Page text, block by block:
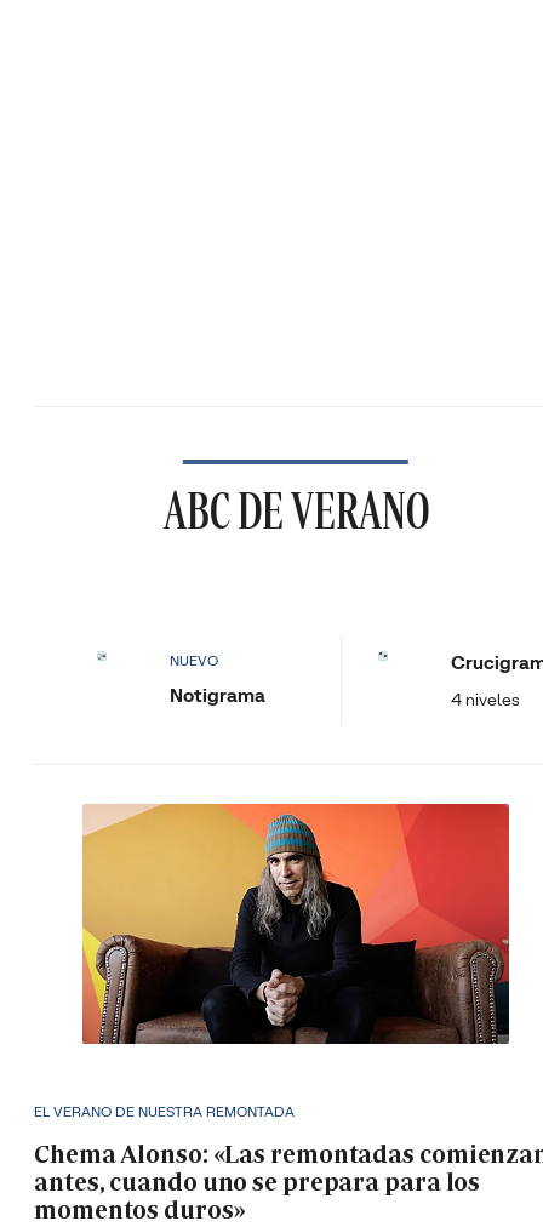
ABC DE VERANO
NUEVO
Notigrama 4 niveles
EL VERANO DE NUESTRA REMONTADA
Chema Alonso: «Las remontadas
antes, cuando uno se prepara para los
momentos duros»